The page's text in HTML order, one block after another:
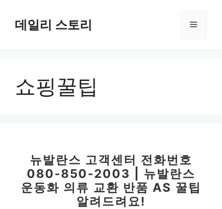
데일리 스토리 메
쇼핑꿀팁
뉴발란스 고객센터 전화번호
080-850-2003 | 뉴발란스
운동화 의류 교환 반품 AS 꿀팁
알려드려요!